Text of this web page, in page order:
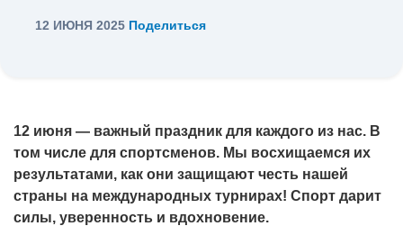
12 ИЮНЯ 2025 Поделиться
12 июня — важный праздник для каждого из нас. В
том числе для спортсменов. Мы восхищаемся их
результатами, как они защищают честь нашей
страны на международных турнирах! Спорт дарит
силы, уверенность и вдохновение.